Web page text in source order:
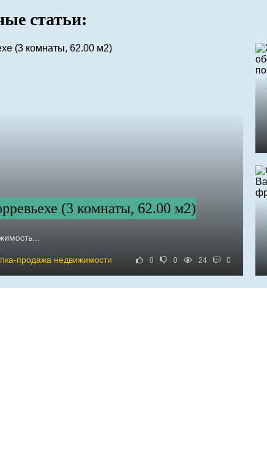
статьи:
(3 комнаты, 62.00 м2)
продажа недвижимости 0 0 24 0